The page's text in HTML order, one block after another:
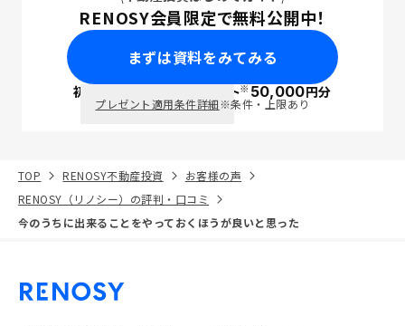
RENOSY会員限定で無料公開中！
まずは資料をみてみる
初回面談で ポイント※50,000円分
プレゼント適用条件詳細※条件・上限あり
TOP RENOSY不動産投資
お客様の声
RENOSY（リノシー）の評判・口コミ
今のうちに出来ることをやっておくほうが良いと思った